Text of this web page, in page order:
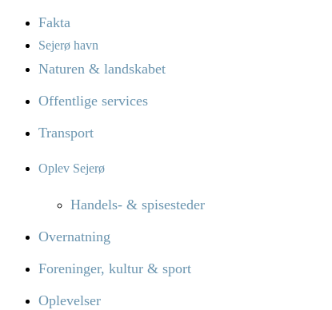
Fakta
Sejerø havn
Naturen & landskabet
Offentlige services
Transport
Oplev Sejerø
Handels- & spisesteder
Overnatning
Foreninger, kultur & sport
Oplevelser